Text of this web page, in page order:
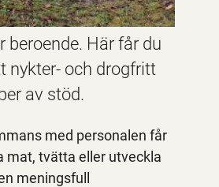
Här får du
nykter- och drogfritt
av stöd.
med personalen får
mat, tvätta eller utveckla
meningsfull